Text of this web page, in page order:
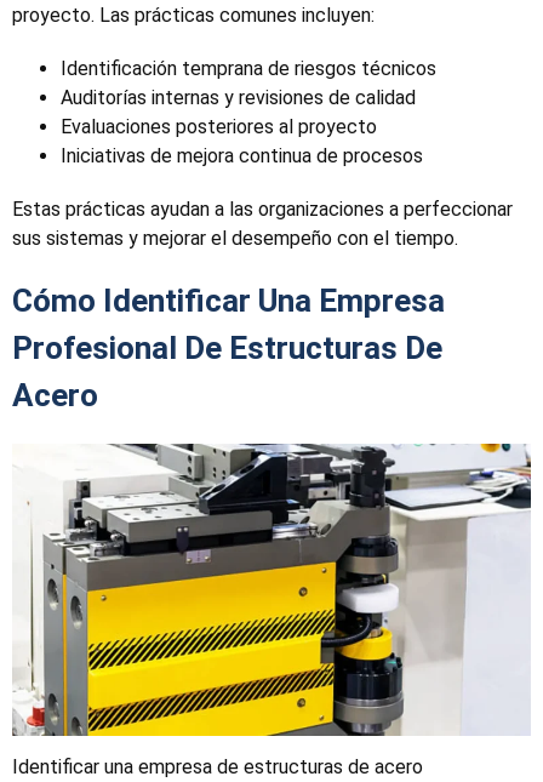
proyecto. Las prácticas comunes incluyen:
Identificación temprana de riesgos técnicos
Auditorías internas y revisiones de calidad
Evaluaciones posteriores al proyecto
Iniciativas de mejora continua de procesos
Estas prácticas ayudan a las organizaciones a perfeccionar
sus sistemas y mejorar el desempeño con el tiempo.
Cómo Identificar Una Empresa
Profesional De Estructuras De
Acero
Identificar una empresa de estructuras de acero